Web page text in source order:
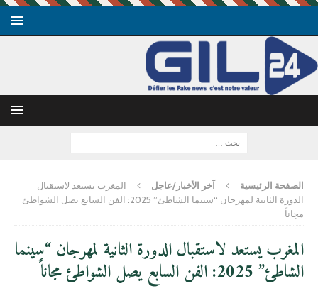
الصفحة الرئيسية آخر الأخبار/عاجل
المغرب يستعد لاستقبال
الدورة الثانية لمهرجان “سينما الشاطئ” 2025: الفن السابع يصل الشواطئ
مجاناً
المغرب يستعد لاستقبال الدورة الثانية لمهرجان “سينما
الشاطئ” 2025: الفن السابع يصل الشواطئ مجاناً